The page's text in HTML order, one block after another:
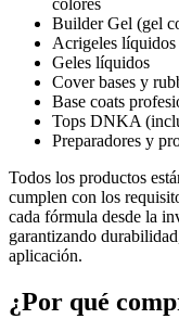
colores
Builder Gel (gel
Acrigeles líquidos
Geles líquidos
Cover bases y
Base coats
Tops DNKA
Preparadores y
Todos los productos
cumplen con los
cada fórmula desde la
garantizando
aplicación.
¿Por qué